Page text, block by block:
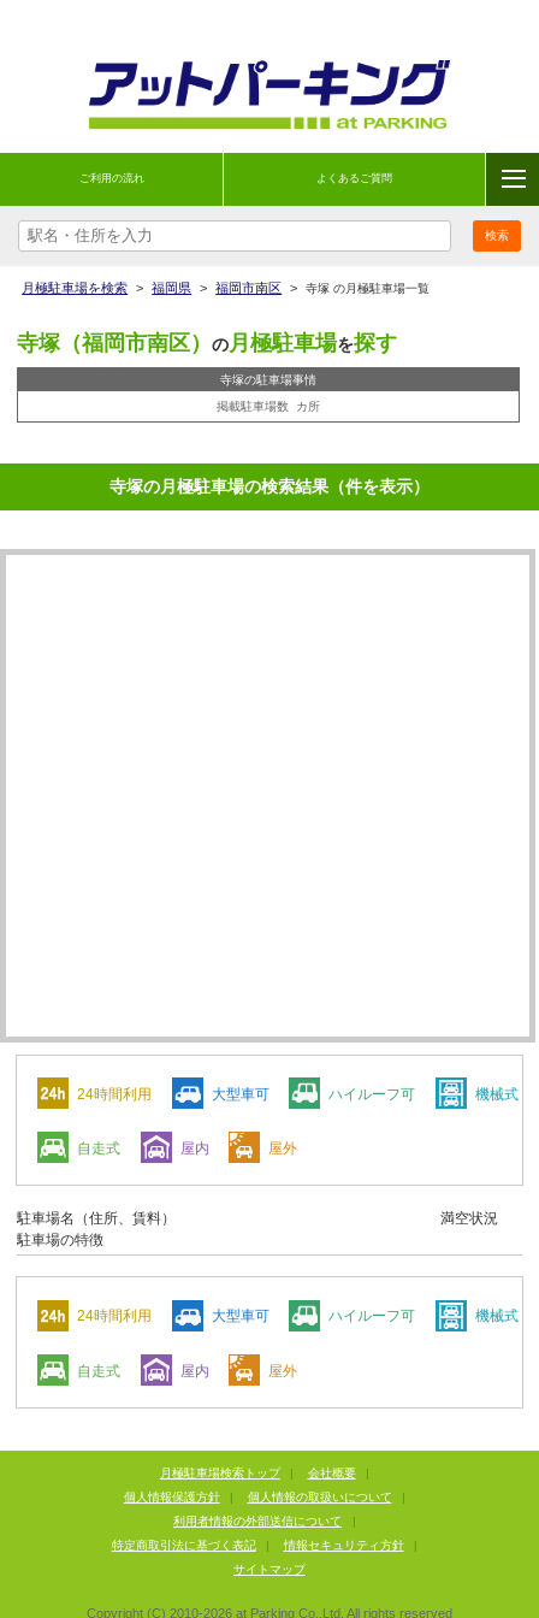
ご利用の流れ よくあるご質問
月極駐車場を検索 > 福岡県 > 福岡市南区 > 寺塚 の月極駐車場一覧
寺塚（福岡市南区） の月極駐車場を探す
寺塚の駐車場事情
掲載駐車場数
カ所
寺塚の月極駐車場の検索結果（件を表示）
24時間利用 大型車可 ハイルーフ可 機械式
自走式 屋内 屋外
駐車場名（住所、賃料）
駐車場の特徴
満空状況
24時間利用 大型車可 ハイルーフ可 機械式
自走式 屋内 屋外
月極駐車場検索トップ 会社概要
個人情報保護方針
個人情報の取扱いについて
利用者情報の外部送信について
特定商取引法に基づく表記
情報セキュリティ方針
サイトマップ
Copyright (C) 2010-2026 at Parking Co.,Ltd. All rights reserved